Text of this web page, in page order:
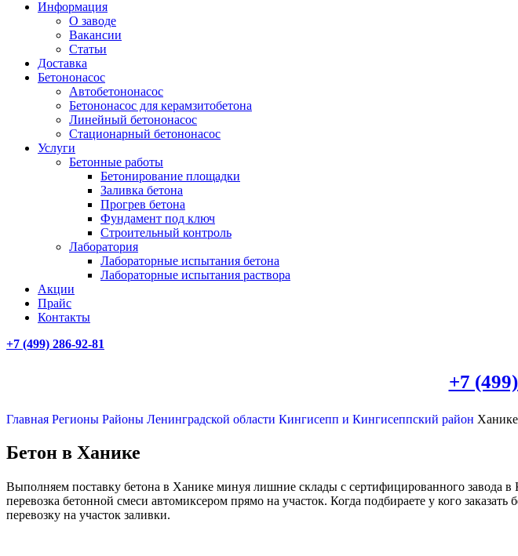
Информация
О заводе
Вакансии
Статьи
Доставка
Бетононасос
Автобетононасос
Бетононасос для керамзитобетона
Линейный бетононасос
Стационарный бетононасос
Услуги
Бетонные работы
Бетонирование площадки
Заливка бетона
Прогрев бетона
Фундамент под ключ
Строительный контроль
Лаборатория
Лабораторные испытания бетона
Лабораторные испытания раствора
Акции
Прайс
Контакты
+7 (499) 286-92-81
+7 (499)
Главная Регионы Районы Ленинградской области Кингисепп и Кингисеппский район Ханике
Бетон в Ханике
Выполняем поставку бетона в Ханике минуя лишние склады с сертифицированного
перевозка бетонной смеси автомиксером прямо на участок. Когда подбираете у кого
перевозку на участок заливки.